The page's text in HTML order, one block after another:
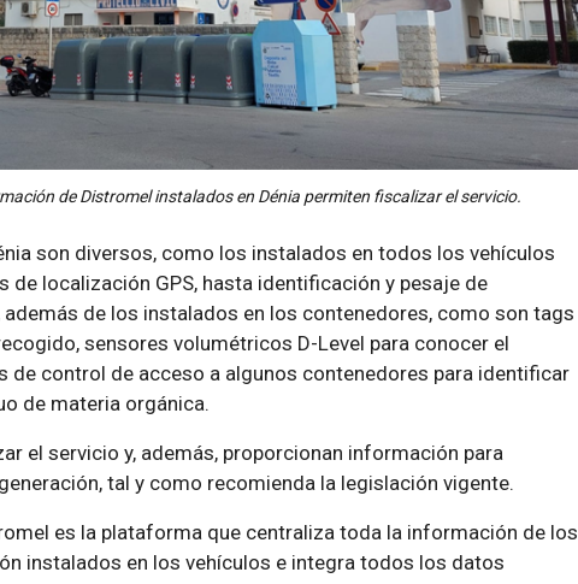
de Distromel instalados en Dénia permiten fiscalizar el servicio.
son diversos, como los instalados en todos los vehículos
de localización GPS, hasta identificación y pesaje de
de los instalados en los contenedores, como son tags
sensores volumétricos D-Level para conocer el
de control de acceso a algunos contenedores para identificar
de materia orgánica.
el servicio y, además, proporcionan información para
tal y como recomienda la legislación vigente.
es la plataforma que centraliza toda la información de los
instalados en los vehículos e integra todos los datos